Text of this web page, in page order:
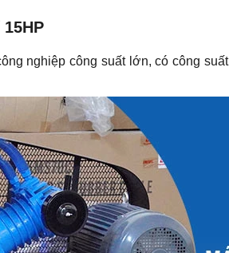
nghiệp công suất lớn, có công